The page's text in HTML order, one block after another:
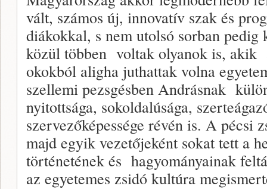
vált, számos új, innovatív szak és
diákokkal, s nem utolsó sorban
közül többen voltak olyanok is, akik
okokból aligha juthattak volna
szellemi pezsgésben Andrásnak
nyitottsága, sokoldalúsága,
szervezőképessége révén is. A pécsi
majd egyik vezetőjeként sokat tett a
történetének és hagyományainak
az egyetemes zsidó kultúra